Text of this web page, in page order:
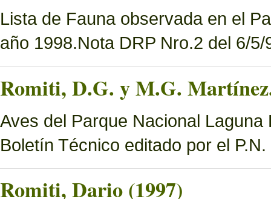
Lista de Fauna observada en el
año 1998.Nota DRP Nro.2 del 6/5/
Romiti, D.G. y M.G.
Aves del Parque Nacional
Boletín Técnico editado por el
Romiti, Dario (1997)